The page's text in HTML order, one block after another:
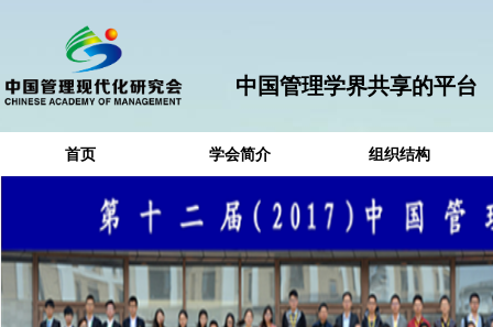
中国管理学界共享的平台
首页 学会简介 组织结构